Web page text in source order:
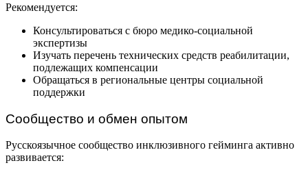
Рекомендуется:
Консультироваться с бюро медико-социальной
экспертизы
Изучать перечень технических средств реабилитации,
подлежащих компенсации
Обращаться в региональные центры социальной
поддержки
Сообщество и обмен опытом
Русскоязычное сообщество инклюзивного гейминга активно
развивается: